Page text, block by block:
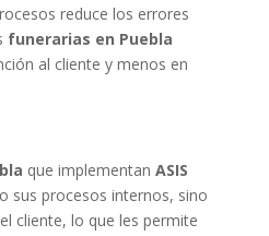
reduce los errores
funerarias en Puebla
al cliente y menos en
que implementan ASIS
sus procesos internos, sino
cliente, lo que les permite